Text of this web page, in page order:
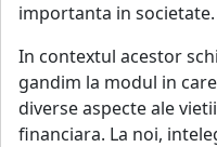
importanta in societate.
In contextul acestor
gandim la modul in
diverse aspecte ale
financiara. La noi,